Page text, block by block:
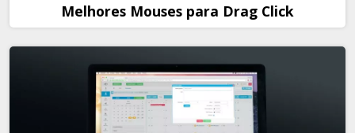
Melhores Mouses para Drag Click